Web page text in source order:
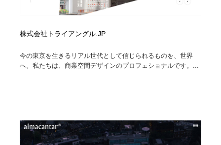
株式会社トライアングル.JP
今の東京を生きるリアル世代として信じられるものを、世界
へ。私たちは、商業空間デザインのプロフェショナルです。...